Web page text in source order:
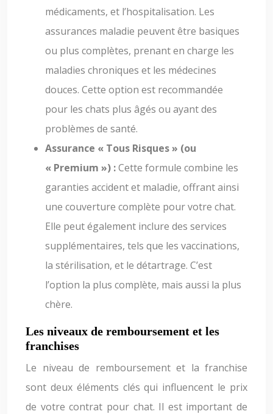
médicaments, et l’hospitalisation. Les
assurances maladie peuvent être basiques
ou plus complètes, prenant en charge les
maladies chroniques et les médecines
douces. Cette option est recommandée
pour les chats plus âgés ou ayant des
problèmes de santé.
Assurance « Tous Risques » (ou
« Premium ») :Cette formule combine les
garanties accident et maladie, offrant ainsi
une couverture complète pour votre chat.
Elle peut également inclure des services
supplémentaires, tels que les vaccinations,
la stérilisation, et le détartrage. C’est
l’option la plus complète, mais aussi la plus
chère.
Les niveaux de remboursement et les
franchises
Le niveau de remboursement et la franchise
sont deux éléments clés qui influencent le prix
de votre contrat pour chat. Il est important de